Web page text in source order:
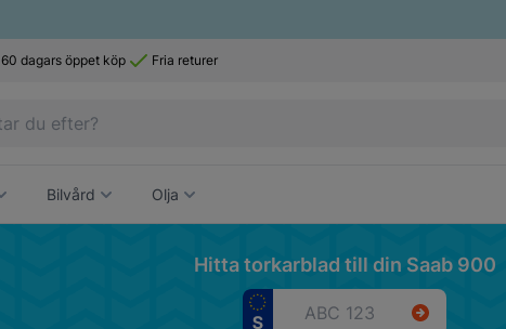
60 dagars öppet köp Fria returer
Bilvård Olja
Hitta torkarblad till din Saab 900